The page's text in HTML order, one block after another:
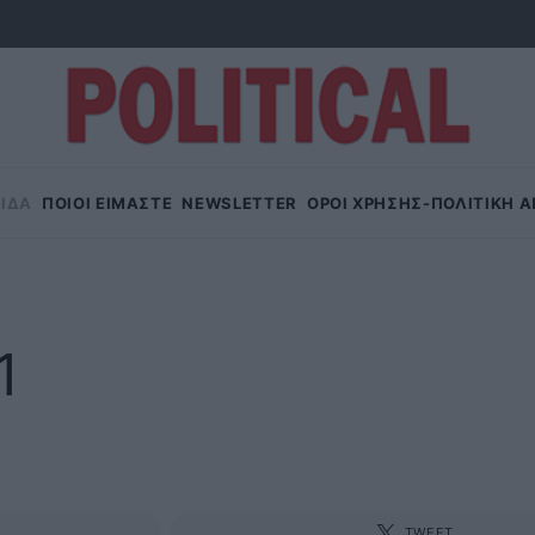
ΠΟΙΟΙ ΕΙΜΑΣΤΕ NEWSLETTER OΡΟΙ ΧΡΗΣΗΣ-ΠΟΛΙΤΙΚΗ